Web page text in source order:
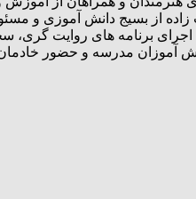
از بسیج دانش آموزی و
برنامه های روایت گری،
آموزان مدرسه و حضور